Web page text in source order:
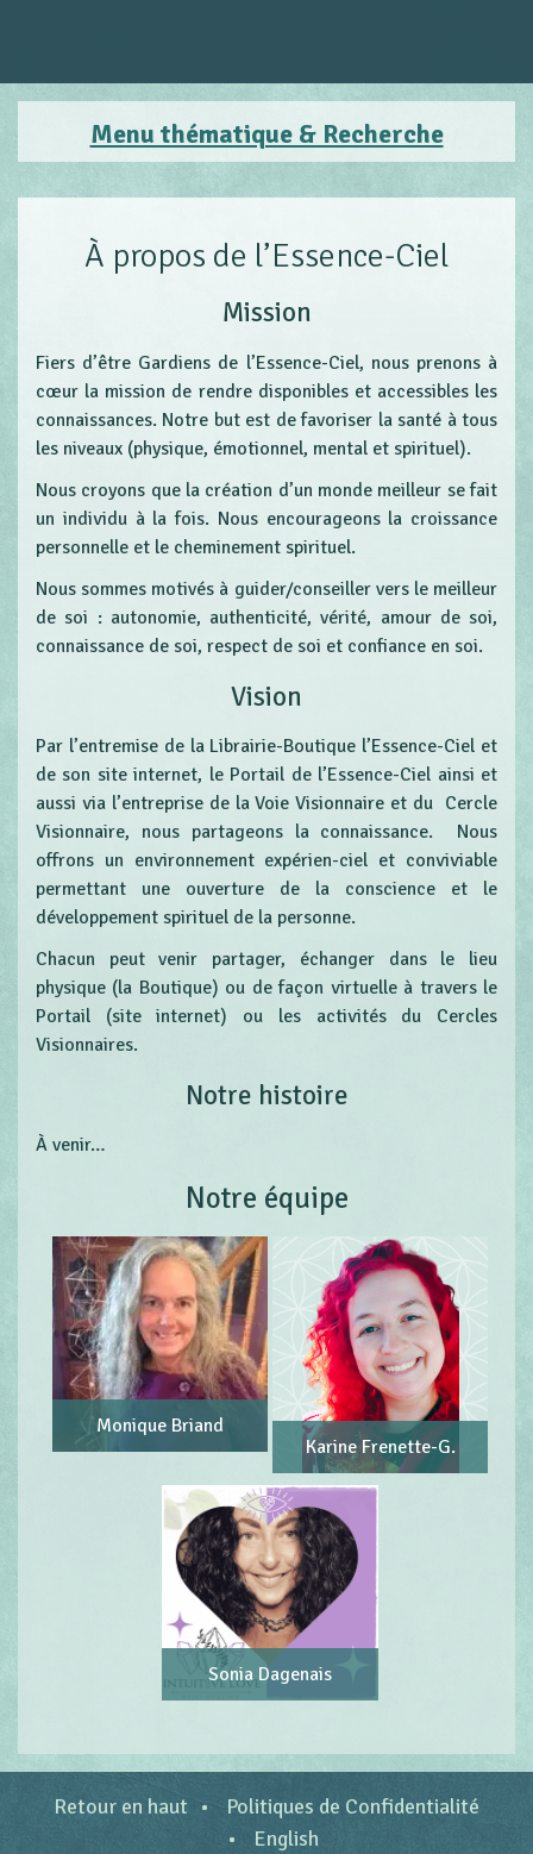
Menu thématique & Recherche
À propos de l’Essence-Ciel
Mission
Fiers d’être Gardiens de l’Essence-Ciel, nous prenons à
cœur la mission de rendre disponibles et accessibles les
connaissances. Notre but est de favoriser la santé à tous
les niveaux (physique, émotionnel, mental et spirituel).
Nous croyons que la création d’un monde meilleur se fait
un individu à la fois. Nous encourageons la croissance
personnelle et le cheminement spirituel.
Nous sommes motivés à guider/conseiller vers le meilleur
de soi : autonomie, authenticité, vérité, amour de soi,
connaissance de soi, respect de soi et confiance en soi.
Vision
Par l’entremise de la Librairie-Boutique l’Essence-Ciel et
de son site internet, le Portail de l’Essence-Ciel ainsi et
aussi via l’entreprise de la Voie Visionnaire et du Cercle
Visionnaire, nous partageons la connaissance. Nous
offrons un environnement expérien-ciel et conviviable
permettant une ouverture de la conscience et le
développement spirituel de la personne.
Chacun peut venir partager, échanger dans le lieu
physique (la Boutique) ou de façon virtuelle à travers le
Portail (site internet) ou les activités du Cercles
Visionnaires.
Notre histoire
À venir…
Notre équipe
Monique Briand
Karine Frenette-G.
Sonia Dagenais
Retour en haut
Politiques de Confidentialité
English